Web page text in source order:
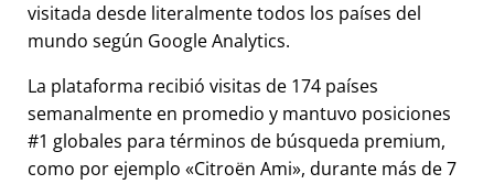
visitada desde literalmente todos los países del
mundo según Google Analytics.
La plataforma recibió visitas de 174 países
semanalmente en promedio y mantuvo posiciones
#1 globales para términos de búsqueda premium,
como por ejemplo
Citroën Ami , durante más de 7